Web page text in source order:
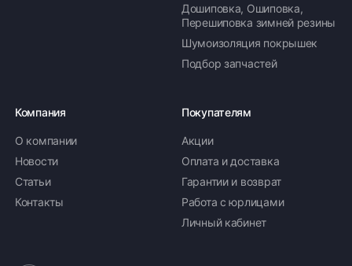
Дошиповка, Ошиповка,
Перешиповка зимней резины
Шумоизоляция покрышек
Подбор запчастей
Компания
О компании
Новости
Статьи
Контакты
Покупателям
Акции
Оплата и доставка
Гарантии и возврат
Работа с юрлицами
Личный кабинет